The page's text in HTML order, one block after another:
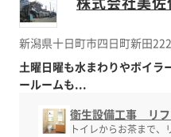
新潟県十日町市四日町新田
土曜日曜も水まわりやボイラ
ールームも...
衛生設備工事 リフ
トイレからお茶まで